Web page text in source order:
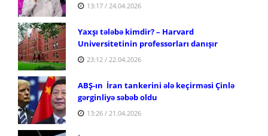
13:17 / 24.04.2026
Yaxşı tələbə kimdir? – Harvard
Universitetinin professorları danışır
23:12 / 22.04.2026
ABŞ-ın İran tankerini ələ keçirməsi Çinlə
gərginliyə səbəb oldu
13:26 / 21.04.2026